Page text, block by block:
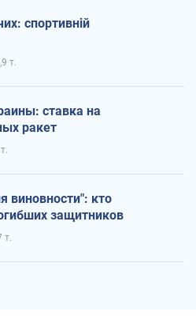
спортивній
т.
ставка на
ракет
виновности": кто
защитников
т.